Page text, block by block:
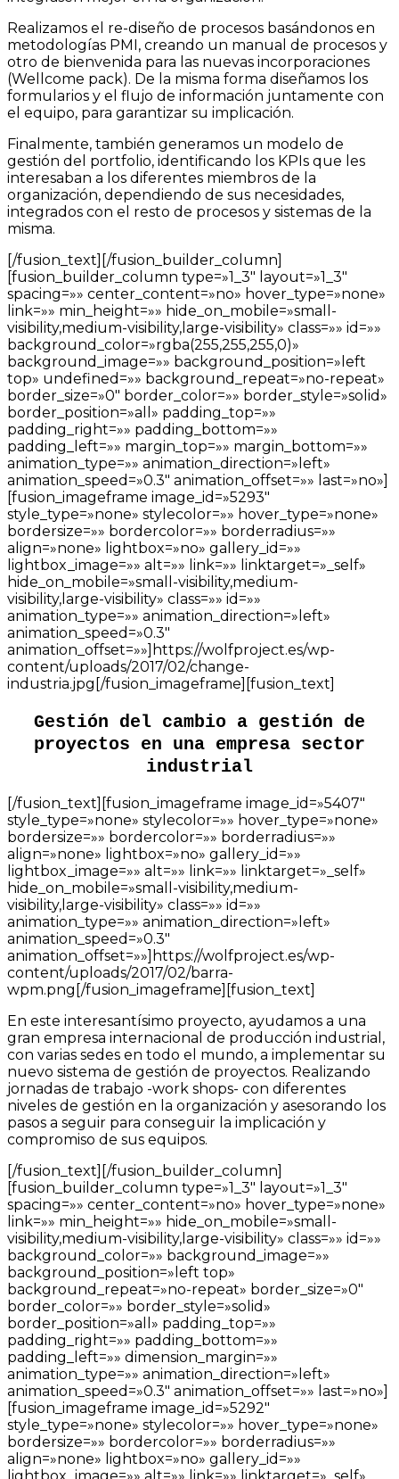
Realizamos el re-diseño de procesos basándonos en
metodologías PMI, creando un manual de procesos y
otro de bienvenida para las nuevas incorporaciones
(Wellcome pack). De la misma forma diseñamos los
formularios y el flujo de información juntamente con
el equipo, para garantizar su implicación.
Finalmente, también generamos un modelo de
gestión del portfolio, identificando los KPIs que les
interesaban a los diferentes miembros de la
organización, dependiendo de sus necesidades,
integrados con el resto de procesos y sistemas de la
misma.
[/fusion_text][/fusion_builder_column]
[fusion_builder_column type=»1_3″ layout=»1_3″
spacing=»» center_content=»no» hover_type=»none»
link=»» min_height=»» hide_on_mobile=»small-
visibility,medium-visibility,large-visibility» class=»» id=»»
background_color=»rgba(255,255,255,0)»
background_image=»» background_position=»left
top» undefined=»» background_repeat=»no-repeat»
border_size=»0″ border_color=»» border_style=»solid»
border_position=»all» padding_top=»»
padding_right=»» padding_bottom=»»
padding_left=»» margin_top=»» margin_bottom=»»
animation_type=»» animation_direction=»left»
animation_speed=»0.3″ animation_offset=»» last=»no»]
[fusion_imageframe image_id=»5293″
style_type=»none» stylecolor=»» hover_type=»none»
bordersize=»» bordercolor=»» borderradius=»»
align=»none» lightbox=»no» gallery_id=»»
lightbox_image=»» alt=»» link=»» linktarget=»_self»
hide_on_mobile=»small-visibility,medium-
visibility,large-visibility» class=»» id=»»
animation_type=»» animation_direction=»left»
animation_speed=»0.3″
animation_offset=»»]https://wolfproject.es/wp-
content/uploads/2017/02/change-
industria.jpg[/fusion_imageframe][fusion_text]
Gestión del cambio a gestión de
proyectos en una empresa sector
industrial
[/fusion_text][fusion_imageframe image_id=»5407″
style_type=»none» stylecolor=»» hover_type=»none»
bordersize=»» bordercolor=»» borderradius=»»
align=»none» lightbox=»no» gallery_id=»»
lightbox_image=»» alt=»» link=»» linktarget=»_self»
hide_on_mobile=»small-visibility,medium-
visibility,large-visibility» class=»» id=»»
animation_type=»» animation_direction=»left»
animation_speed=»0.3″
animation_offset=»»]https://wolfproject.es/wp-
content/uploads/2017/02/barra-
wpm.png[/fusion_imageframe][fusion_text]
En este interesantísimo proyecto, ayudamos a una
gran empresa internacional de producción industrial,
con varias sedes en todo el mundo, a implementar su
nuevo sistema de gestión de proyectos. Realizando
jornadas de trabajo -work shops- con diferentes
niveles de gestión en la organización y asesorando los
pasos a seguir para conseguir la implicación y
compromiso de sus equipos.
[/fusion_text][/fusion_builder_column]
[fusion_builder_column type=»1_3″ layout=»1_3″
spacing=»» center_content=»no» hover_type=»none»
link=»» min_height=»» hide_on_mobile=»small-
visibility,medium-visibility,large-visibility» class=»» id=»»
background_color=»» background_image=»»
background_position=»left top»
background_repeat=»no-repeat» border_size=»0″
border_color=»» border_style=»solid»
border_position=»all» padding_top=»»
padding_right=»» padding_bottom=»»
padding_left=»» dimension_margin=»»
animation_type=»» animation_direction=»left»
animation_speed=»0.3″ animation_offset=»» last=»no»]
[fusion_imageframe image_id=»5292″
style_type=»none» stylecolor=»» hover_type=»none»
bordersize=»» bordercolor=»» borderradius=»»
align=»none» lightbox=»no» gallery_id=»»